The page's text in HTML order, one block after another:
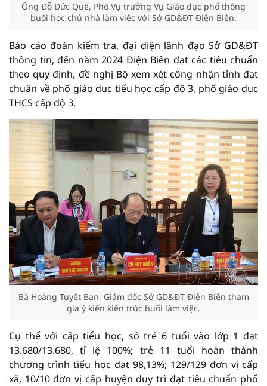
Ông Đỗ Đức Quế, Phó Vụ trưởng Vụ Giáo dục phổ thông
buổi học chủ nhà làm việc với Sở GD&ĐT Điện Biên.
Báo cáo đoàn kiểm tra, đại diện lãnh đạo Sở GD&ĐT
thông tin, đến năm 2024 Điện Biên đạt các tiêu chuẩn
theo quy định, đề nghị Bộ xem xét công nhận tỉnh đạt
chuẩn về phổ giáo dục tiểu học cấp độ 3, phổ giáo dục
THCS cấp độ 3.
Bà Hoàng Tuyết Ban, Giám đốc Sở GD&ĐT Điện Biên tham
gia ý kiến ​​kiến ​​trúc buổi làm việc.
Cụ thể với cấp tiểu học, số trẻ 6 tuổi vào lớp 1 đạt
13.680/13.680, tỉ lệ 100%; trẻ 11 tuổi hoàn thành
chương trình tiểu học đạt 98,13%; 129/129 đơn vị cấp
xã, 10/10 đơn vị cấp huyện duy trì đạt tiêu chuẩn phổ